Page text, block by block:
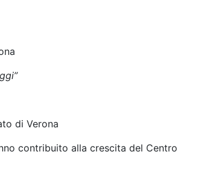
Verona
contribuito alla crescita del Centro